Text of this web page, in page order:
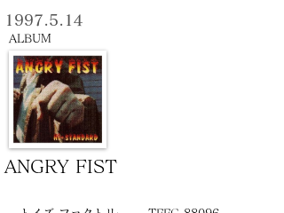
ANGRY FIST
1997.5.14
ALBUM